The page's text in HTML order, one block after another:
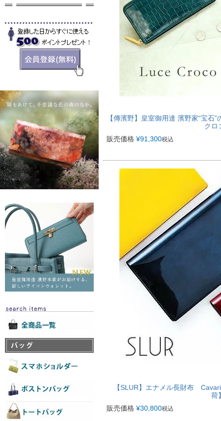
【傳濱野】皇室御用達 濱野家“宝石
クロ
販売価格 ¥91,300税込
【SLUR】エナメル長財布
荷
販売価格 ¥30,800税込